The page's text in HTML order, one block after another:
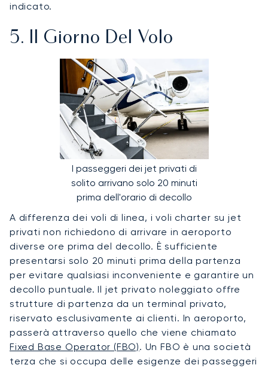
indicato.
5. Il Giorno Del Volo
I passeggeri dei jet privati di
solito arrivano solo 20 minuti
prima dell'orario di decollo
A differenza dei voli di linea, i voli charter su jet
privati non richiedono di arrivare in aeroporto
diverse ore prima del decollo. È sufficiente
presentarsi solo 20 minuti prima della partenza
per evitare qualsiasi inconveniente e garantire un
decollo puntuale. Il jet privato noleggiato offre
strutture di partenza da un terminal privato,
riservato esclusivamente ai clienti. In aeroporto,
passerà attraverso quello che viene chiamato
Fixed Base Operator (FBO). Un FBO è una società
terza che si occupa delle esigenze dei passeggeri